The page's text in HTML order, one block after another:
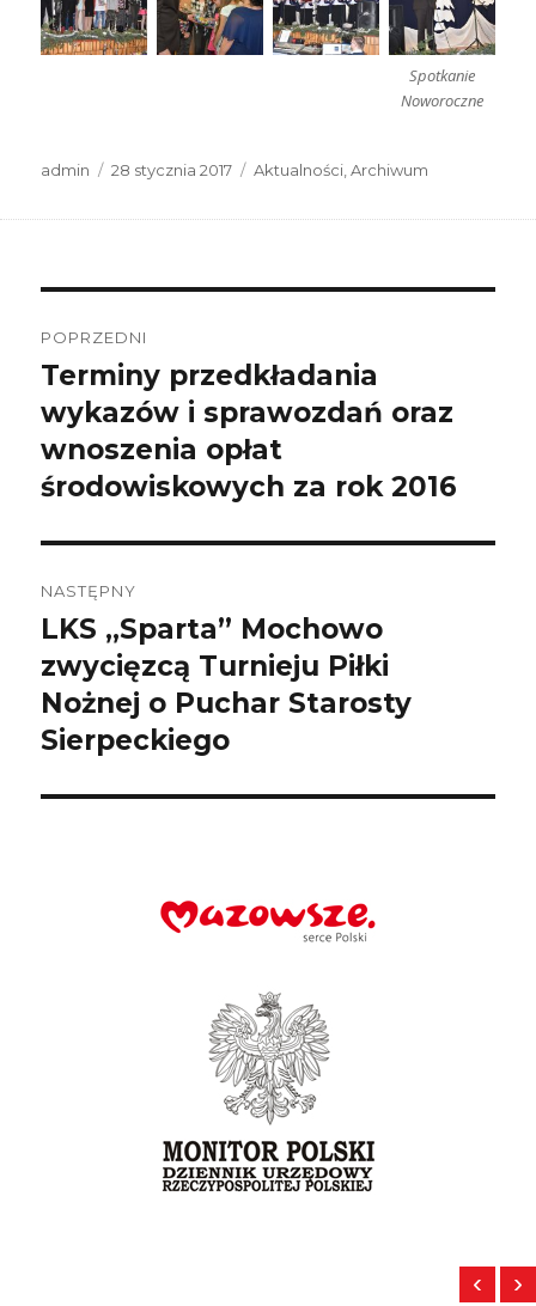
Spotkanie
Noworoczne
Autor
admin
Data
28 stycznia 2017 Kategorie
Aktualności ,Archiwum
wpisu
POPRZEDNI
Poprzedni
wpis:
Terminy przedkładania
wykazów i sprawozdań oraz
wnoszenia opłat
środowiskowych za rok 2016
NASTĘPNY
Następny
wpis:
LKS „Sparta” Mochowo
zwycięzcą Turnieju Piłki
Nożnej o Puchar Starosty
Sierpeckiego
‹ ›